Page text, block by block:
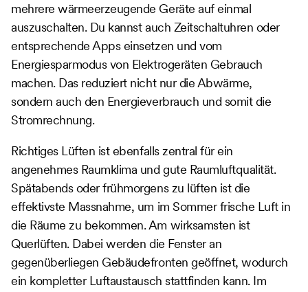
mehrere wärmeerzeugende Geräte auf einmal
auszuschalten. Du kannst auch Zeitschaltuhren oder
entsprechende Apps einsetzen und vom
Energiesparmodus von Elektrogeräten Gebrauch
machen. Das reduziert nicht nur die Abwärme,
sondern auch den Energieverbrauch und somit die
Stromrechnung.
Richtiges Lüften ist ebenfalls zentral für ein
angenehmes Raumklima und gute Raumluftqualität.
Spätabends oder frühmorgens zu lüften ist die
effektivste Massnahme, um im Sommer frische Luft in
die Räume zu bekommen. Am wirksamsten ist
Querlüften. Dabei werden die Fenster an
gegenüberliegen Gebäudefronten geöffnet, wodurch
ein kompletter Luftaustausch stattfinden kann. Im